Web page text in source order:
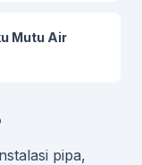
Mutu Air
pipa,